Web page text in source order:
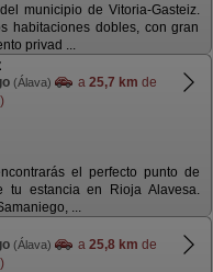
municipio de Vitoria-Gasteiz.
habitaciones dobles, con gran
privad ...
(Álava) a 25,7 km de
el perfecto punto de
tu estancia en Rioja Alavesa.
...
(Álava) a 25,8 km de